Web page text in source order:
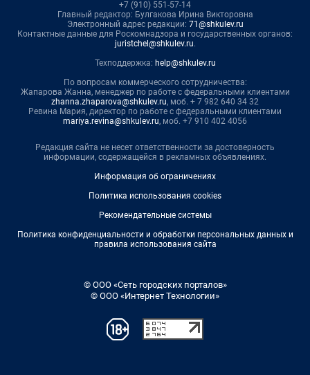
+7 (910) 551-57-14
Главный редактор: Булгакова Ирина Викторовна
Электронный адрес редакции: 71@shkulev.ru
Контактные данные для Роскомнадзора и государственных органов:
juristchel@shkulev.ru.
Техподдержка: help@shkulev.ru
По вопросам коммерческого сотрудничества:
Жапарова Жанна, менеджер по работе с федеральными клиентами
zhanna.zhaparova@shkulev.ru, моб. + 7 982 640 34 32
Ревина Мария, директор по работе с федеральными клиентами
mariya.revina@shkulev.ru, моб. +7 910 402 4056
Редакция сайта не несет ответственности за достоверность
информации, содержащейся в рекламных объявлениях.
Информация об ограничениях
Политика использования cookies
Рекомендательные системы
Политика конфиденциальности и обработки персональных данных и
правила использования сайта
© ООО «Сеть городских порталов»
© ООО «Интернет Технологии»